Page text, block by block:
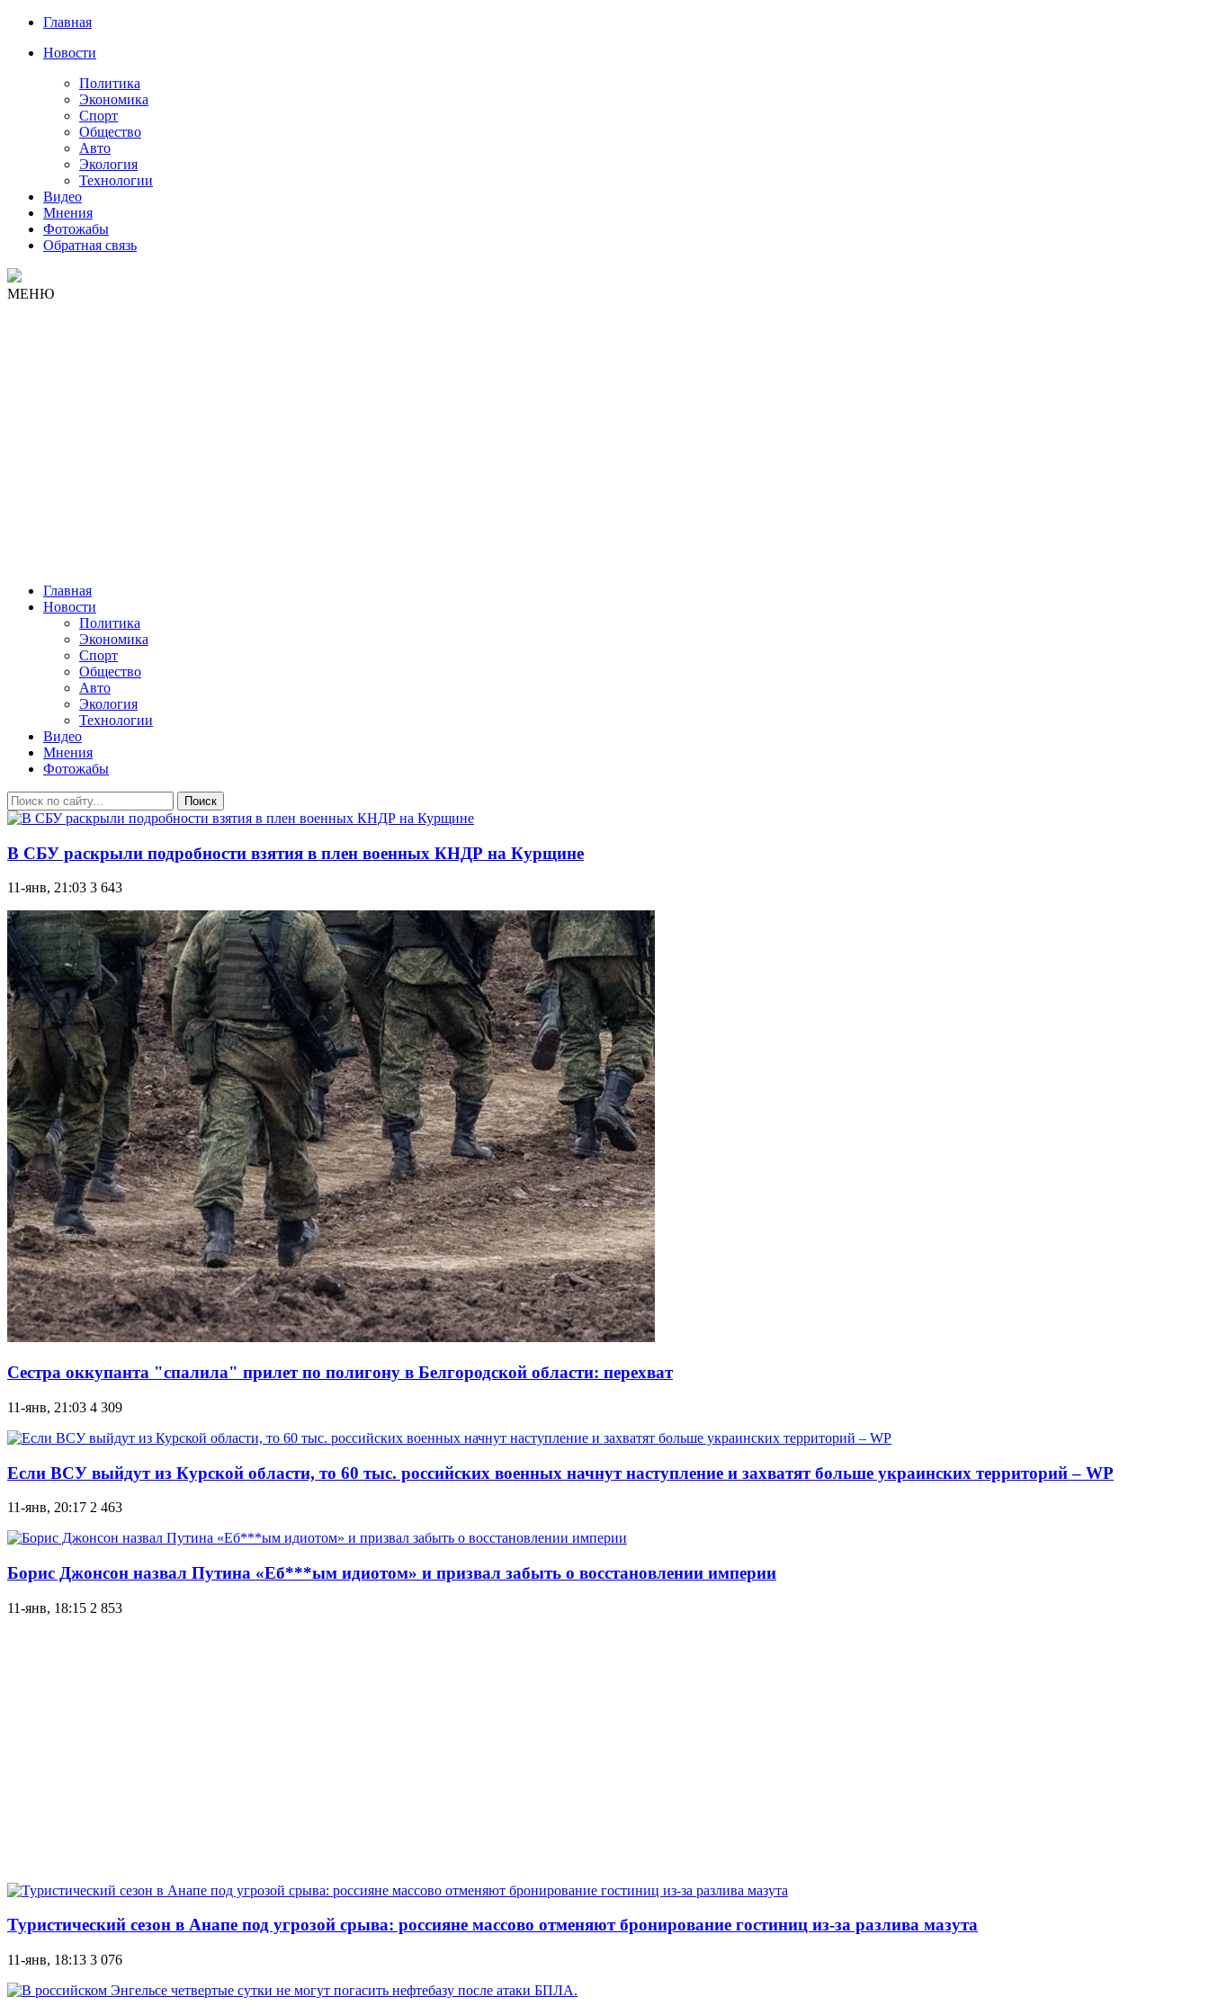
Главная
Новости
Политика
Экономика
Спорт
Общество
Авто
Экология
Технологии
Видео
Мнения
Фотожабы
Обратная связь
МЕНЮ
Главная
Новости
Политика
Экономика
Спорт
Общество
Авто
Экология
Технологии
Видео
Мнения
Фотожабы
Поиск
В СБУ раскрыли подробности взятия в плен военных КНДР на Курщине
11-янв, 21:03 3 643
Cестра оккупанта "спалила" прилет по полигону в Белгородской области: перехват
11-янв, 21:03 4 309
Если ВСУ выйдут из Курской области, то 60 тыс. российских военных начнут наступление и захватят больше украинских территорий – WP
11-янв, 20:17 2 463
Борис Джонсон назвал Путина «Еб***ым идиотом» и призвал забыть о восстановлении империи
11-янв, 18:15 2 853
Туристический сезон в Анапе под угрозой срыва: россияне массово отменяют бронирование гостиниц из-за разлива мазута
11-янв, 18:13 3 076